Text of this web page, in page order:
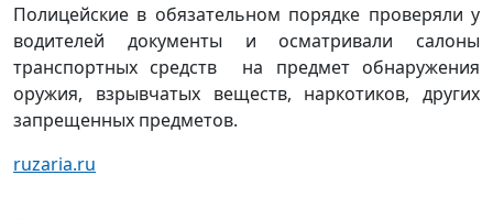
Полицейские в обязательном порядке проверяли у
водителей документы и осматривали салоны
транспортных средств на предмет обнаружения
оружия, взрывчатых веществ, наркотиков, других
запрещенных предметов.
ruzaria.ru